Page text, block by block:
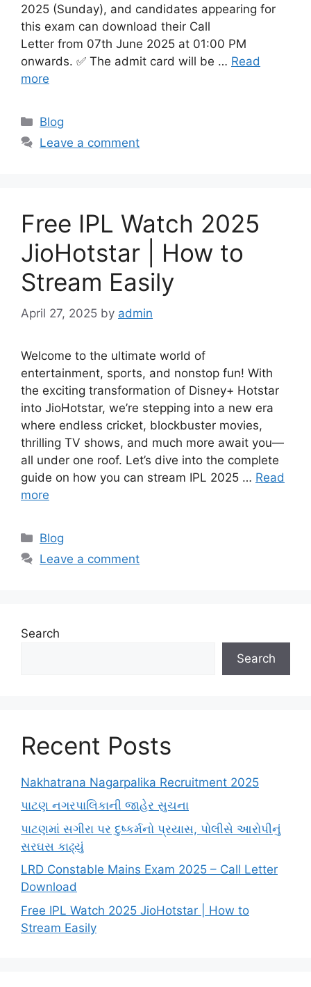
2025 (Sunday), and candidates appearing for
this exam can download their Call
Letter from 07th June 2025 at 01:00 PM
onwards. ✅ The admit card will be … Read
more
Categories
Blog
Leave a comment
Free IPL Watch 2025
JioHotstar | How to
Stream Easily
April 27, 2025 by admin
Welcome to the ultimate world of
entertainment, sports, and nonstop fun! With
the exciting transformation of Disney+ Hotstar
into JioHotstar, we’re stepping into a new era
where endless cricket, blockbuster movies,
thrilling TV shows, and much more await you—
all under one roof. Let’s dive into the complete
guide on how you can stream IPL 2025 … Read
more
Categories
Blog
Leave a comment
Search
Search
Recent Posts
Nakhatrana Nagarpalika Recruitment 2025
પાટણ નગરપાલિકાની જાહેર સુચના
પાટણમાં સગીરા પર દુષ્કર્મનો પ્રયાસ, પોલીસે આરોપીનું
સરઘસ કાઢ્યું
LRD Constable Mains Exam 2025 – Call Letter
Download
Free IPL Watch 2025 JioHotstar | How to
Stream Easily